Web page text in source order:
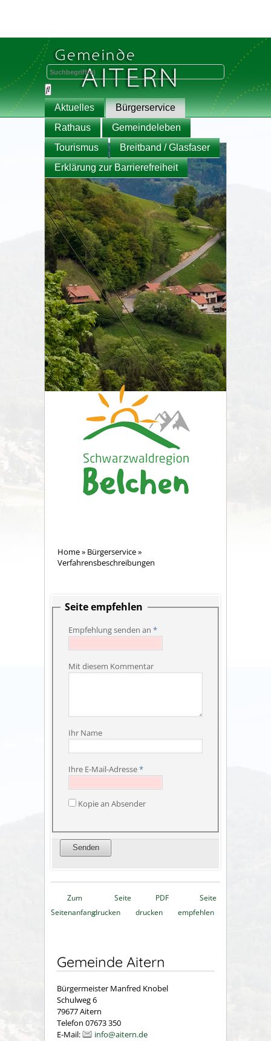
Aktuelles
Bürgerservice
Rathaus
Gemeindeleben
Tourismus
Breitband / Glasfaser
Erklärung zur Barrierefreiheit
Home» Bürgerservice»
Verfahrensbeschreibungen
Seite empfehlen
Empfehlung senden an *
Mit diesem Kommentar
Ihr Name
Ihre E-Mail-Adresse*
Kopie an Absender
Zum
Seitenanfang
Seite
drucken
PDF
drucken
Seite
empfehlen
Gemeinde Aitern
Bürgermeister Manfred Knobel
Schulweg 6
79677 Aitern
Telefon 07673 350
E-Mail:
info@aitern.de